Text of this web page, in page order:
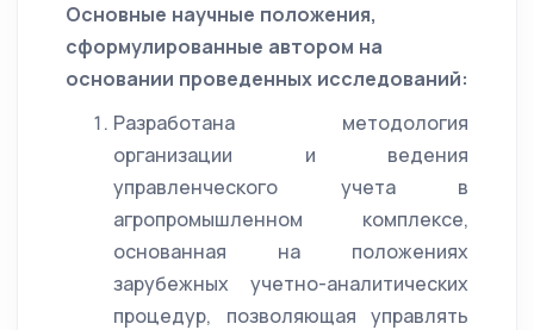
Основные научные положения,
сформулированные автором на
основании проведенных исследований:
Разработана методология
организации и ведения
управленческого учета в
агропромышленном комплексе,
основанная на положениях
зарубежных учетно-аналитических
процедур, позволяющая управлять